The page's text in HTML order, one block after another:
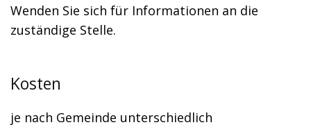
Wenden Sie sich für Informationen an die
zuständige Stelle.
Kosten
je nach Gemeinde unterschiedlich